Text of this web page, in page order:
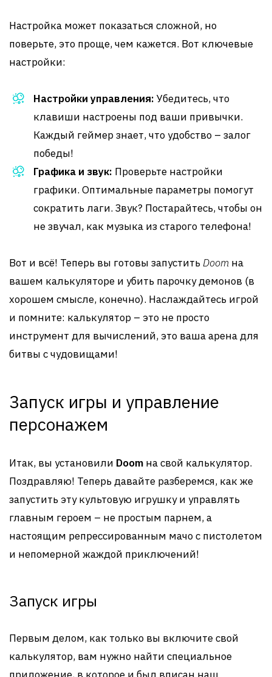
Настройка может показаться сложной, но
поверьте, это проще, чем кажется. Вот ключевые
настройки:
Настройки управления: Убедитесь, что
клавиши настроены под ваши привычки.
Каждый геймер знает, что удобство – залог
победы!
Графика и звук: Проверьте настройки
графики. Оптимальные параметры помогут
сократить лаги. Звук? Постарайтесь, чтобы он
не звучал, как музыка из старого телефона!
Вот и всё! Теперь вы готовы запустить Doom на
вашем калькуляторе и убить парочку демонов (в
хорошем смысле, конечно). Наслаждайтесь игрой
и помните: калькулятор – это не просто
инструмент для вычислений, это ваша арена для
битвы с чудовищами!
Запуск игры и управление
персонажем
Итак, вы установили Doom на свой калькулятор.
Поздравляю! Теперь давайте разберемся, как же
запустить эту культовую игрушку и управлять
главным героем – не простым парнем, а
настоящим репрессированным мачо с пистолетом
и непомерной жаждой приключений!
Запуск игры
Первым делом, как только вы включите свой
калькулятор, вам нужно найти специальное